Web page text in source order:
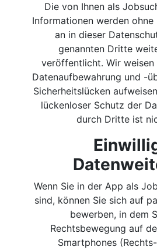
Die von Ihnen als
Informationen werden
an in dieser
genannten Dritte
veröffentlicht. Wir
Datenaufbewahrung und -
Sicherheitslücken
lückenloser Schutz der
durch Dritte ist
Wenn Sie in der App als
sind, können Sie sich auf
bewerben, in dem
Rechtsbewegung auf
Smartphones